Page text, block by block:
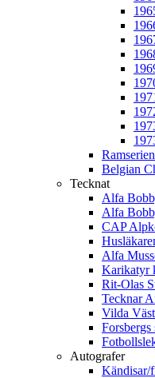
Ramserien
Belgian
Tecknat
Alfa
Alfa
CAP
Alfa
Karikatyr
Rit-Olas
Tecknar
Vilda
Forsbergs
Autografer
Kändisar/